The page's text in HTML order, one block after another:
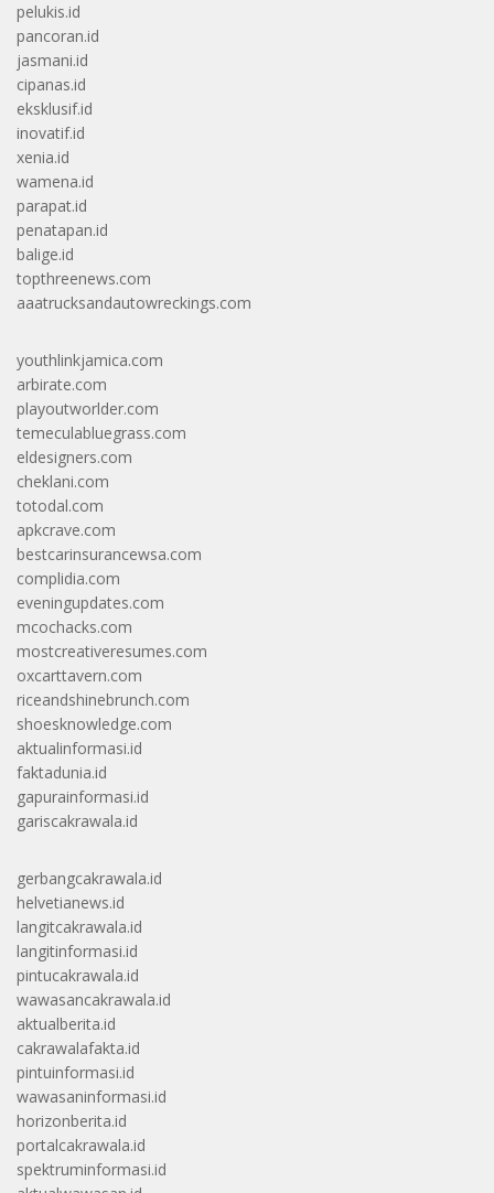
pelukis.id
pancoran.id
jasmani.id
cipanas.id
eksklusif.id
inovatif.id
xenia.id
wamena.id
parapat.id
penatapan.id
balige.id
topthreenews.com
aaatrucksandautowreckings.com
youthlinkjamica.com
arbirate.com
playoutworlder.com
temeculabluegrass.com
eldesigners.com
cheklani.com
totodal.com
apkcrave.com
bestcarinsurancewsa.com
complidia.com
eveningupdates.com
mcochacks.com
mostcreativeresumes.com
oxcarttavern.com
riceandshinebrunch.com
shoesknowledge.com
aktualinformasi.id
faktadunia.id
gapurainformasi.id
gariscakrawala.id
gerbangcakrawala.id
helvetianews.id
langitcakrawala.id
langitinformasi.id
pintucakrawala.id
wawasancakrawala.id
aktualberita.id
cakrawalafakta.id
pintuinformasi.id
wawasaninformasi.id
horizonberita.id
portalcakrawala.id
spektruminformasi.id